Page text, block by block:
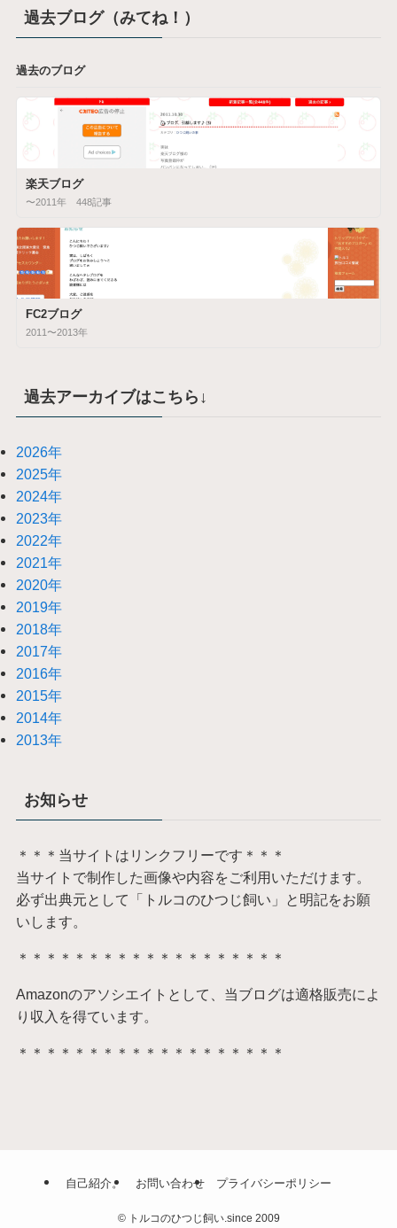
過去ブログ（みてね！）
過去のブログ
楽天ブログ
〜2011年 448記事
FC2ブログ
2011〜2013年
過去アーカイブはこちら↓
2026年
2025年
2024年
2023年
2022年
2021年
2020年
2019年
2018年
2017年
2016年
2015年
2014年
2013年
お知らせ
＊＊＊当サイトはリンクフリーです＊＊＊
当サイトで制作した画像や内容をご利用いただけます。
必ず出典元として「トルコのひつじ飼い」と明記をお願
いします。
＊＊＊＊＊＊＊＊＊＊＊＊＊＊＊＊＊＊＊
Amazonのアソシエイトとして、当ブログは適格販売によ
り収入を得ています。
＊＊＊＊＊＊＊＊＊＊＊＊＊＊＊＊＊＊＊
自己紹介。 お問い合わせ プライバシーポリシー
©トルコのひつじ飼い.since 2009